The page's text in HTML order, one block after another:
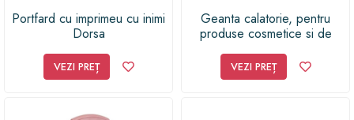
Portfard cu imprimeu cu inimi
Dorsa
VEZI PREȚ
Geanta calatorie, pentru
produse cosmetice si de
fermoar, compartimentat,
21,5x17,5x7 cm
VEZI PREȚ